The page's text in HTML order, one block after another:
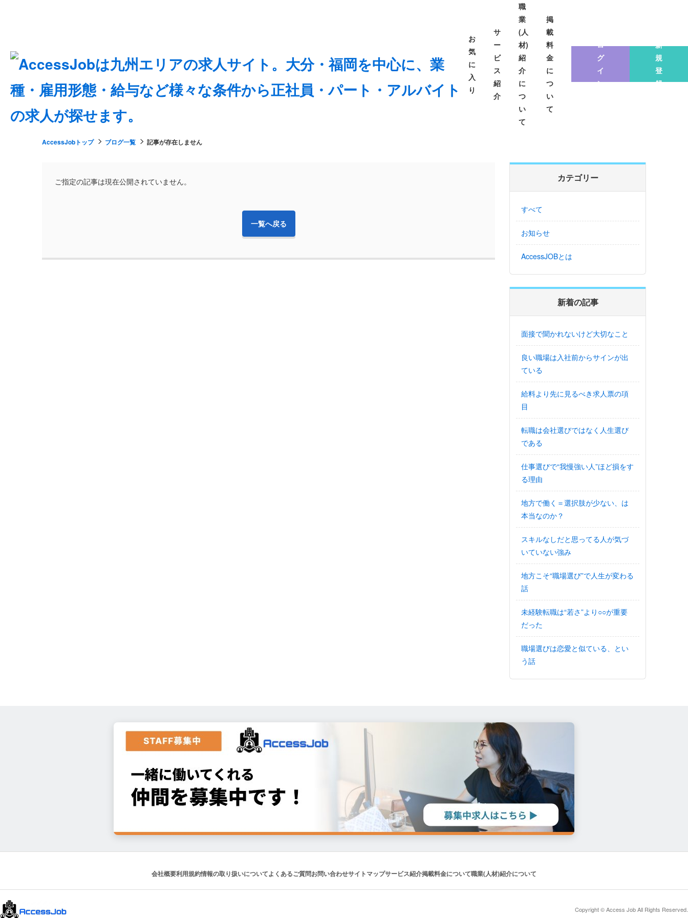
お
気
に
入
り
サ
ー
ビ
ス
紹
介
職
業
(人
材)
紹
介
に
つ
い
て
掲
載
料
金
に
つ
い
て
ロ
グ
イ
ン
新
規
登
録
AccessJobトップ ブログ一覧 記事が存在しません
ご指定の記事は現在公開されていません。
一覧へ戻る
カテゴリー
すべて
お知らせ
AccessJOBとは
新着の記事
面接で聞かれないけど大切なこと
良い職場は入社前からサインが出
ている
給料より先に見るべき求人票の項
目
転職は会社選びではなく人生選び
である
仕事選びで“我慢強い人”ほど損をす
る理由
地方で働く＝選択肢が少ない、は
本当なのか？
スキルなしだと思ってる人が気づ
いていない強み
地方こそ“職場選び”で人生が変わる
話
未経験転職は“若さ”より○○が重要
だった
職場選びは恋愛と似ている、とい
う話
会社概要利用規約情報の取り扱いについてよくあるご質問お問い合わせサイトマップサービス紹介掲載料金について職業(人材)紹介について
Copyright © Access Job All Rights Reserved.